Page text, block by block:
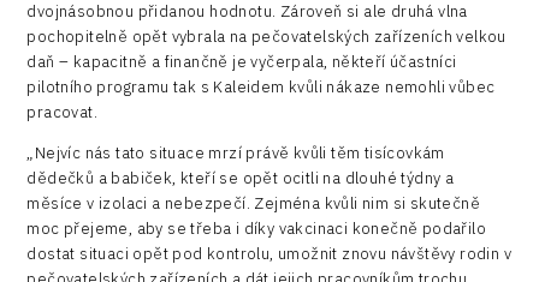
dvojnásobnou přidanou hodnotu. Zároveň si ale druhá vlna
pochopitelně opět vybrala na pečovatelských zařízeních velkou
daň – kapacitně a finančně je vyčerpala, někteří účastníci
pilotního programu tak s Kaleidem kvůli nákaze nemohli vůbec
pracovat.
„Nejvíc nás tato situace mrzí právě kvůli těm tisícovkám
dědečků a babiček, kteří se opět ocitli na dlouhé týdny a
měsíce v izolaci a nebezpečí. Zejména kvůli nim si skutečně
moc přejeme, aby se třeba i díky vakcinaci konečně podařilo
dostat situaci opět pod kontrolu, umožnit znovu návštěvy rodin v